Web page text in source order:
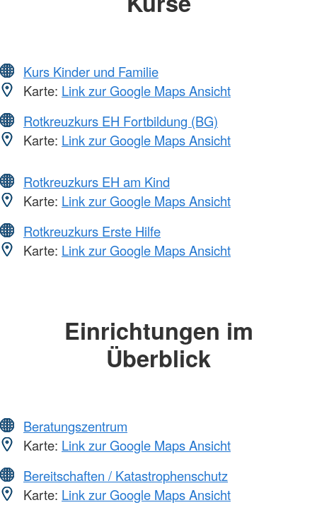
Kurs Kinder und Familie
Karte: Link zur Google Maps Ansicht
Rotkreuzkurs EH Fortbildung (BG)
Karte: Link zur Google Maps Ansicht
Rotkreuzkurs EH am Kind
Karte: Link zur Google Maps Ansicht
Rotkreuzkurs Erste Hilfe
Karte: Link zur Google Maps Ansicht
Einrichtungen im
Überblick
Beratungszentrum
Karte: Link zur Google Maps Ansicht
Bereitschaften / Katastrophenschutz
Karte: Link zur Google Maps Ansicht